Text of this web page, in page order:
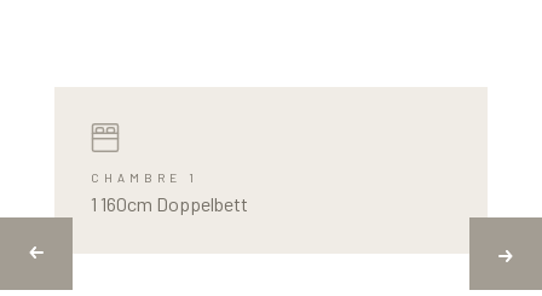
CHAMBRE 1
1 160cm Doppelbett